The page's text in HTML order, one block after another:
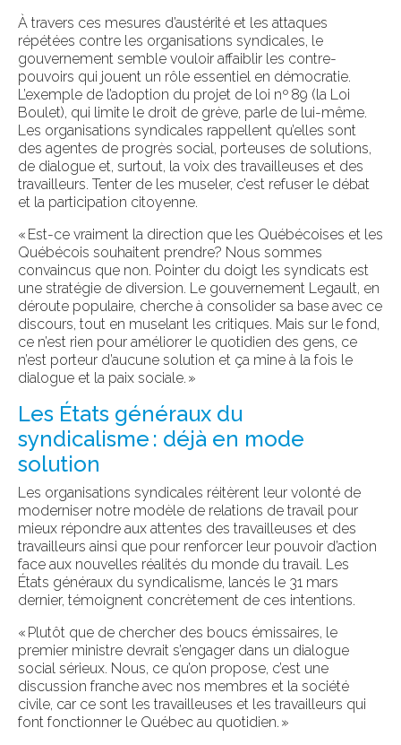
À travers ces mesures d’austérité et les attaques
répétées contre les organisations syndicales, le
gouvernement semble vouloir affaiblir les contre-
pouvoirs qui jouent un rôle essentiel en démocratie.
L’exemple de l’adoption du projet de loi nº 89 (la Loi
Boulet), qui limite le droit de grève, parle de lui-même.
Les organisations syndicales rappellent qu’elles sont
des agentes de progrès social, porteuses de solutions,
de dialogue et, surtout, la voix des travailleuses et des
travailleurs. Tenter de les museler, c’est refuser le débat
et la participation citoyenne.
« Est-ce vraiment la direction que les Québécoises et les
Québécois souhaitent prendre? Nous sommes
convaincus que non. Pointer du doigt les syndicats est
une stratégie de diversion. Le gouvernement Legault, en
déroute populaire, cherche à consolider sa base avec ce
discours, tout en muselant les critiques. Mais sur le fond,
ce n’est rien pour améliorer le quotidien des gens, ce
n’est porteur d’aucune solution et ça mine à la fois le
dialogue et la paix sociale. »
Les États généraux du
syndicalisme : déjà en mode
solution
Les organisations syndicales réitèrent leur volonté de
moderniser notre modèle de relations de travail pour
mieux répondre aux attentes des travailleuses et des
travailleurs ainsi que pour renforcer leur pouvoir d’action
face aux nouvelles réalités du monde du travail. Les
États généraux du syndicalisme, lancés le 31 mars
dernier, témoignent concrètement de ces intentions.
« Plutôt que de chercher des boucs émissaires, le
premier ministre devrait s’engager dans un dialogue
social sérieux. Nous, ce qu’on propose, c’est une
discussion franche avec nos membres et la société
civile, car ce sont les travailleuses et les travailleurs qui
font fonctionner le Québec au quotidien. »